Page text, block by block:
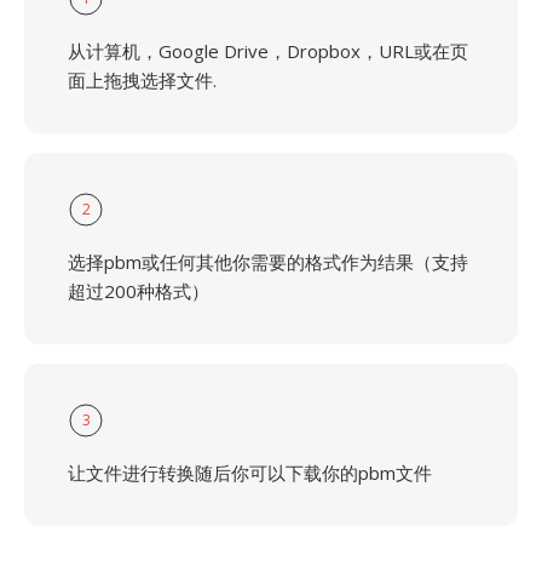
从计算机，Google Drive，Dropbox，URL或在页
面上拖拽选择文件.
2
选择pbm或任何其他你需要的格式作为结果（支持
超过200种格式）
3
让文件进行转换随后你可以下载你的pbm文件